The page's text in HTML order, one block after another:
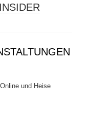
und Heise